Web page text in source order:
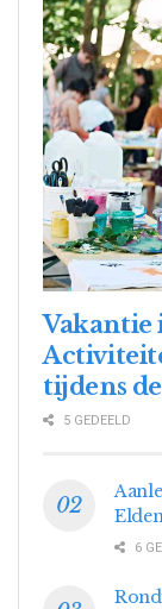
Vakantie
tijdens
5 GEDEELD
6